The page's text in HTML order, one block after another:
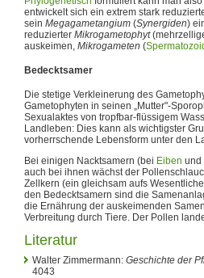
entwickelt sich ein extrem stark
sein Megagametangium (Synergiden)
reduzierter Mikrogametophyt
auskeimen, Mikrogameten (
Bedecktsamer
Die stetige Verkleinerung des
Gametophyten in seinen „Mutter"-
Sexualaktes von tropfbar-flüssigem
Landleben: Dies kann als wichtigster
vorherrschende Lebensform unter den
Bei einigen Nacktsamern (bei Eiben und
auch bei ihnen wächst der
Zellkern (ein gleichsam aufs
den Bedecktsamern sind die
die Ernährung der auskeimenden
Verbreitung durch Tiere. Der Pollen
Literatur
Walter Zimmermann: Geschichte der
4043